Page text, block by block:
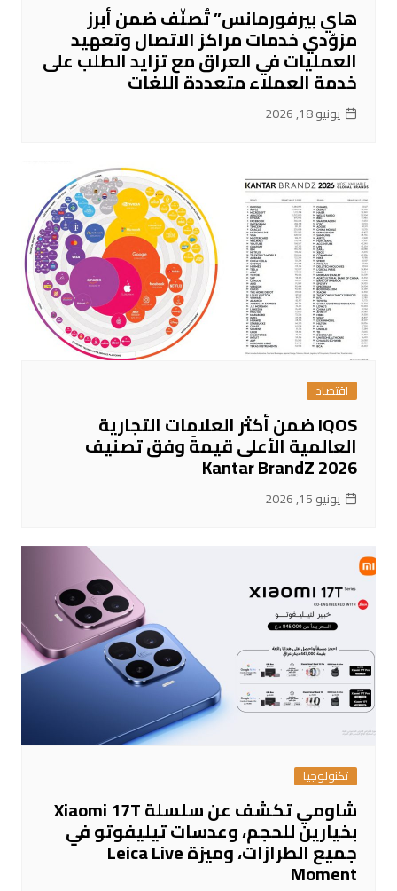
هاي بيرفورمانس” تُصنّف ضمن أبرز
مزوّدي خدمات مراكز الاتصال وتعهيد
العمليات في العراق مع تزايد الطلب على
خدمة العملاء متعددة اللغات
يونيو 18, 2026
اقتصاد
IQOS ضمن أكثر العلامات التجارية
العالمية الأعلى قيمةً وفق تصنيف
Kantar BrandZ 2026
يونيو 15, 2026
تكنولوجيا
شاومي تكشف عن سلسلة Xiaomi 17T
بخيارين للحجم، وعدسات تيليفوتو في
جميع الطرازات، وميزة Leica Live
Moment